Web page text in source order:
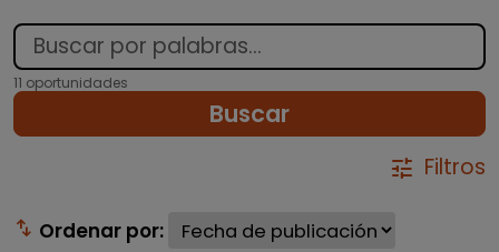
11 oportunidades
Buscar
tune Filtros
swap_vert Ordenar por: